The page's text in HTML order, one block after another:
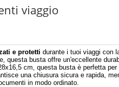
viaggio
e protetti durante i tuoi viaggi con
questa busta offre un'eccellente
cm, questa busta è perfetta
una chiusura sicura e rapida,
in modo ordinato.